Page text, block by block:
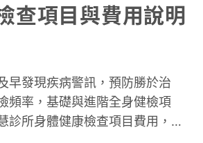
查項目與費用說明
早發現疾病警訊，預防勝於治
頻率，基礎與進階全身健檢項
診所身體健康檢查項目費用，分